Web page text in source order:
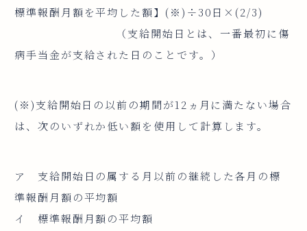
標準報酬月額を平均した額】(※)÷30日×(2/3)
（支給開始日とは、一番最初に傷
病手当金が支給された日のことです。）
(※)支給開始日の以前の期間が12ヵ月に満たない場合
は、次のいずれか低い額を使用して計算します。
ア 支給開始日の属する月以前の継続した各月の標
準報酬月額の平均額
イ 標準報酬月額の平均額